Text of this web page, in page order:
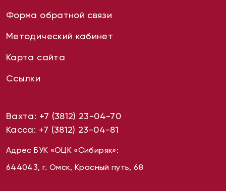
Форма обратной связи
Методический кабинет
Карта сайта
Ссылки
Вахта: +7 (3812) 23-04-70
Касса: +7 (3812) 23-04-81
Адрес БУК «ОЦК «Сибиряк»:
644043, г. Омск, Красный путь, 68